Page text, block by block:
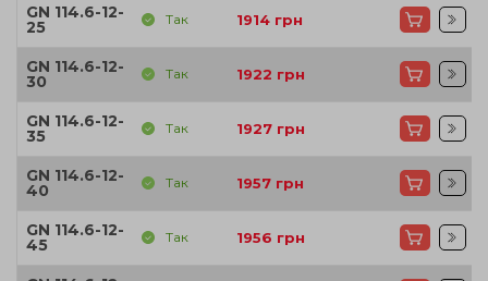
GN 114.6-12-
25 Так 1914 грн
GN 114.6-12-
30 Так 1922 грн
GN 114.6-12-
35 Так 1927 грн
GN 114.6-12-
40 Так 1957 грн
GN 114.6-12-
45 Так 1956 грн